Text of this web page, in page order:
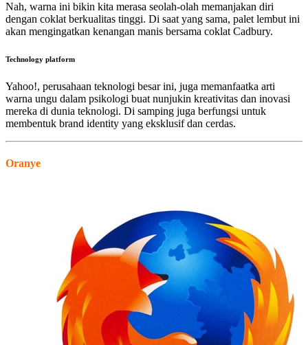
Nah, warna ini bikin kita merasa seolah-olah memanjakan diri
dengan coklat berkualitas tinggi. Di saat yang sama, palet lembut ini
akan mengingatkan kenangan manis bersama coklat Cadbury.
Technology platform
Yahoo!, perusahaan teknologi besar ini, juga memanfaatka arti
warna ungu dalam psikologi buat nunjukin kreativitas dan inovasi
mereka di dunia teknologi. Di samping juga berfungsi untuk
membentuk brand identity yang eksklusif dan cerdas.
Oranye